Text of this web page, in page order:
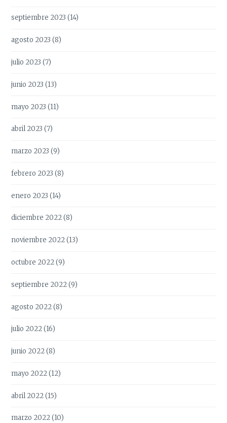
septiembre 2023 (14)
agosto 2023 (8)
julio 2023 (7)
junio 2023 (13)
mayo 2023 (11)
abril 2023 (7)
marzo 2023 (9)
febrero 2023 (8)
enero 2023 (14)
diciembre 2022(8)
noviembre 2022(13)
octubre 2022(9)
septiembre 2022(9)
agosto 2022(8)
julio 2022(16)
junio 2022(8)
mayo 2022(12)
abril 2022(15)
marzo 2022(10)